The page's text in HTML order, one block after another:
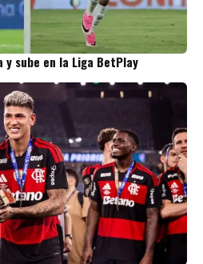
sube en la Liga BetPlay